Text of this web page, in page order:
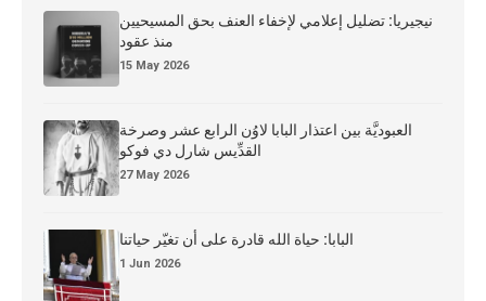
نيجيريا: تضليل إعلامي لإخفاء العنف بحق المسيحيين
منذ عقود
15 May 2026
العبوديَّة بين اعتذار البابا لاوُن الرابع عشر وصرخة
القدِّيس شارل دي فوكو
27 May 2026
البابا: حياة الله قادرة على أن تغيّر حياتنا
1 Jun 2026